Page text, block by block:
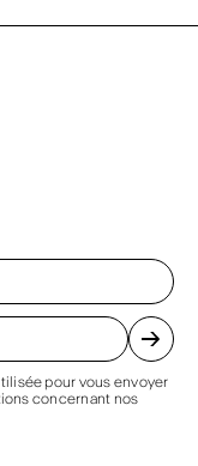
pour vous envoyer
concernant nos